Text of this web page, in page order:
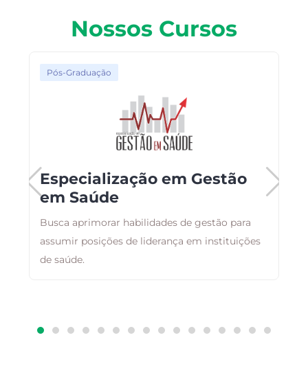
Nossos Cursos
Pós-Graduação
Especialização em Gestão
em Saúde
Busca aprimorar habilidades de gestão para
assumir posições de liderança em instituições
de saúde.